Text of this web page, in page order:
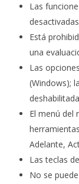
Las
desactivadas
Está
una
Las
(Windows);
El menú del
Adelante,
Las teclas
No se